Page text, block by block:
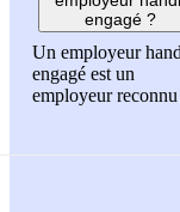
engagé ?
Un employeur
engagé est un
employeur reconnu